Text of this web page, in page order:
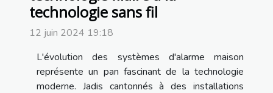
technologie sans fil
12 juin 2024 19:18
L'évolution des systèmes d'alarme maison
représente un pan fascinant de la technologie
moderne. Jadis cantonnés à des installations